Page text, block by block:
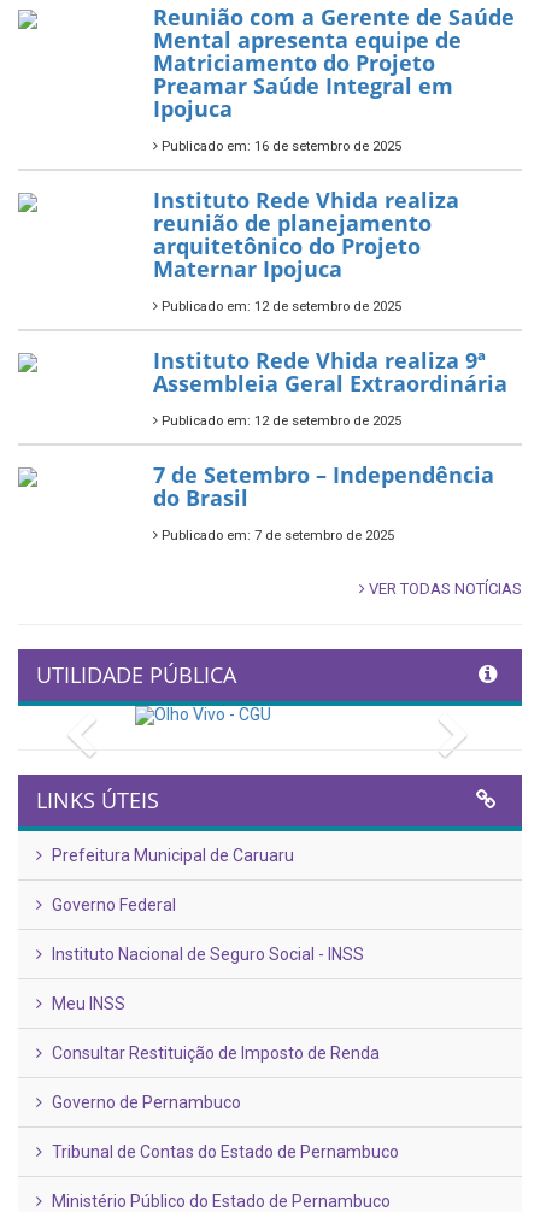
Reunião com a Gerente de Saúde
Mental apresenta equipe de
Matriciamento do Projeto
Preamar Saúde Integral em
Ipojuca
Publicado em: 16 de setembro de 2025
Instituto Rede Vhida realiza
reunião de planejamento
arquitetônico do Projeto
Maternar Ipojuca
Publicado em: 12 de setembro de 2025
Instituto Rede Vhida realiza 9ª
Assembleia Geral Extraordinária
Publicado em: 12 de setembro de 2025
7 de Setembro – Independência
do Brasil
Publicado em: 7 de setembro de 2025
VER TODAS NOTÍCIAS
UTILIDADE PÚBLICA
Previous
LINKS ÚTEIS
Prefeitura Municipal de Caruaru
Governo Federal
Instituto Nacional de Seguro Social - INSS
Meu INSS
Consultar Restituição de Imposto de Renda
Governo de Pernambuco
Tribunal de Contas do Estado de Pernambuco
Ministério Público do Estado de Pernambuco